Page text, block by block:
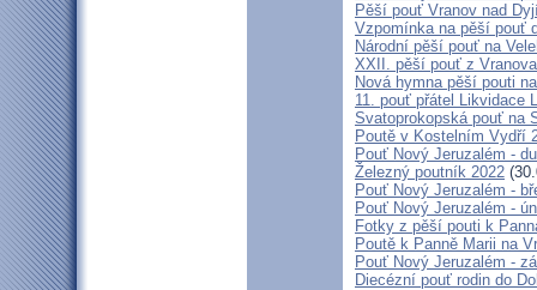
Pěší pouť Vranov nad
Vzpomínka na pěší pouť
Národní pěší pouť na
XXII. pěší pouť z
Nová hymna pěší pouti
11. pouť přátel Likvidace
Svatoprokopská pouť na
Poutě v Kostelním Vydří
Pouť Nový Jeruzalém -
Železný poutník 2022
Pouť Nový Jeruzalém -
Pouť Nový Jeruzalém -
Fotky z pěší pouti k
Poutě k Panně Marii na
Pouť Nový Jeruzalém -
Diecézní pouť rodin do